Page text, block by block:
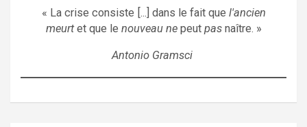
« La crise consiste [...] dans le fait que l'ancien
meurtet que le nouveau nepeut pasnaître. »
Antonio Gramsci